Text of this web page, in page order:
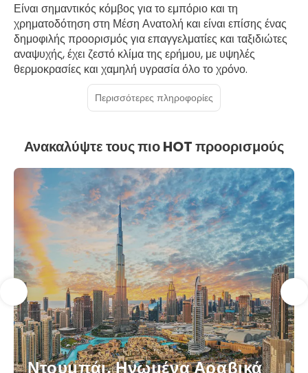
Είναι σημαντικός κόμβος για το εμπόριο και τη
χρηματοδότηση στη Μέση Ανατολή και είναι επίσης ένας
δημοφιλής προορισμός για επαγγελματίες και ταξιδιώτες
αναψυχής, έχει ζεστό κλίμα της ερήμου, με υψηλές
θερμοκρασίες και χαμηλή υγρασία όλο το χρόνο.
Περισσότερες πληροφορίες
Ανακαλύψτε τους πιο HOT προορισμούς
Ντουμπάι, Ηνωμένα Αραβικά